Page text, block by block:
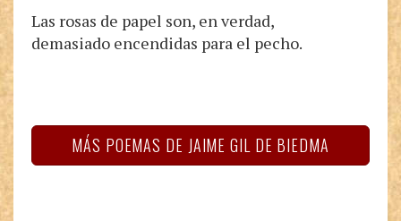
Las rosas de papel son, en verdad,
demasiado encendidas para el pecho.
MÁS POEMAS DE JAIME GIL DE BIEDMA